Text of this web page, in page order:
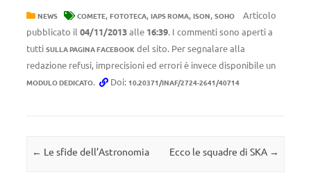
NEWS COMETE, FOTOTECA, IAPS ROMA, ISON, SOHO
Articolo
pubblicato il 04/11/2013alle 16:39. I commenti sono aperti a
tutti SULLA PAGINA FACEBOOK del sito. Per segnalare alla
redazione refusi, imprecisioni ed errori è invece disponibile un
MODULO DEDICATO. Doi: 10.20371/INAF/2724-2641/40714
Navigazione articolo
← Le sfide dell’Astronomia Ecco le squadre di SKA →